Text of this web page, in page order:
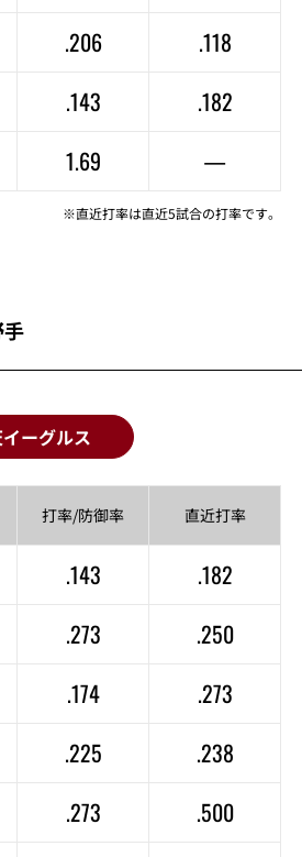
.206
.118
.143
.182
1.69 —
※直近打率は直近5試合の打率です。
ーグルス
打率/防御率 直近打率
.143 .182
.273 .250
.174 .273
.225 .238
.273
.500